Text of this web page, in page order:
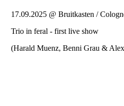
17.09.2025 @ Bruitkasten /
Trio in feral - first live show
(Harald Muenz, Benni Grau &